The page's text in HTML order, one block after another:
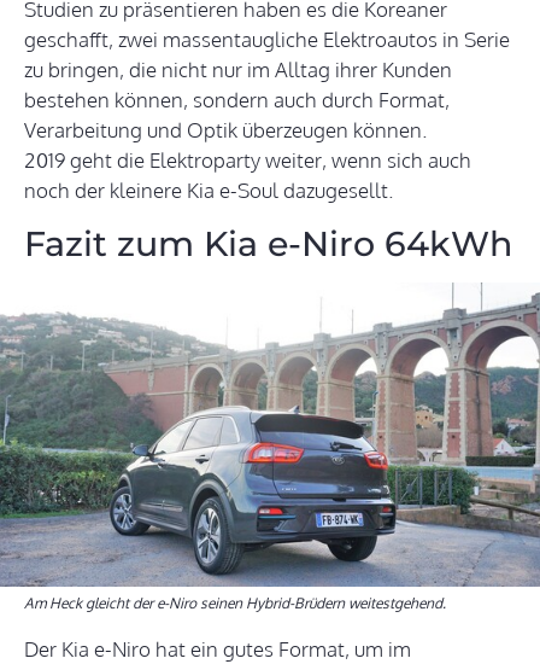
Studien zu präsentieren haben es die Koreaner
geschafft, zwei massentaugliche Elektroautos in Serie
zu bringen, die nicht nur im Alltag ihrer Kunden
bestehen können, sondern auch durch Format,
Verarbeitung und Optik überzeugen können.
2019 geht die Elektroparty weiter, wenn sich auch
noch der kleinere Kia e-Soul dazugesellt.
Fazit zum Kia e-Niro 64kWh
Am Heck gleicht der e-Niro seinen Hybrid-Brüdern weitestgehend.
Der Kia e-Niro hat ein gutes Format, um im